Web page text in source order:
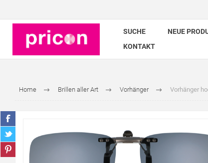
SUCHE NEUE
KONTAKT
Home Brillen aller Art Vorhänger Vorhänger